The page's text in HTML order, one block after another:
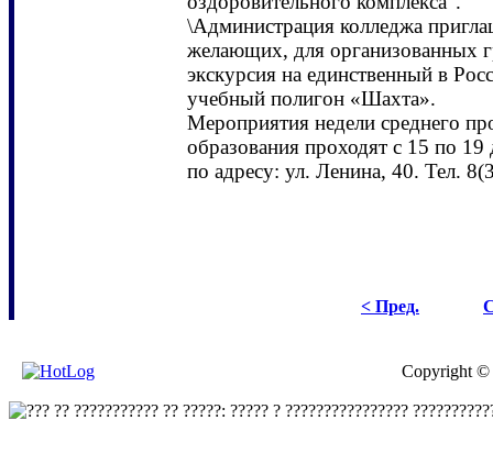
\Администрация колледжа
желающих, для организованных
экскурсия на единственный в
учебный полигон «Шахта».
Мероприятия недели среднего
образования проходят с 15 по 19
по адресу: ул. Ленина, 40. Тел.
< Пред.
Copyright ©